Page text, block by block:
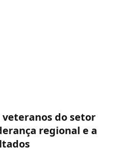
do setor
regional e a